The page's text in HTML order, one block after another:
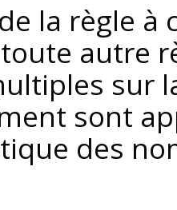
la règle
autre
sur
sont
des